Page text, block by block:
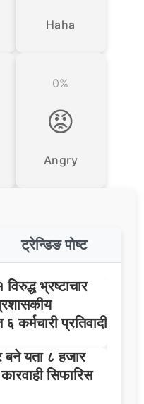
Haha
0%
😡
Angry
ट्रेन्डिङ पोष्ट
भ्रष्टाचार
कर्मचारी प्रतिवादी
बने यता ८ हजार
कारवाही सिफारिस